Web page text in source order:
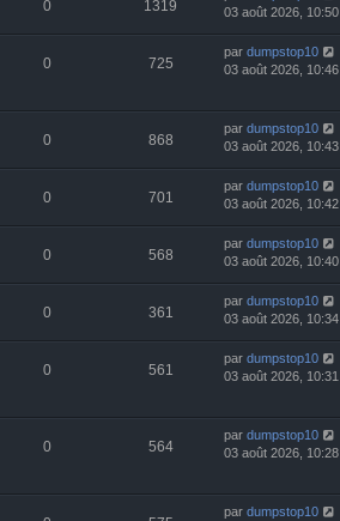
0 1319
03 août 2026, 10:50
0 725
par dumpstop10
03 août 2026, 10:46
0 868
par dumpstop10
03 août 2026, 10:43
0 701
par dumpstop10
03 août 2026, 10:42
0 568
par dumpstop10
03 août 2026, 10:40
0 361
par dumpstop10
03 août 2026, 10:34
0 561
par dumpstop10
03 août 2026, 10:31
0 564
par dumpstop10
03 août 2026, 10:28
par dumpstop10